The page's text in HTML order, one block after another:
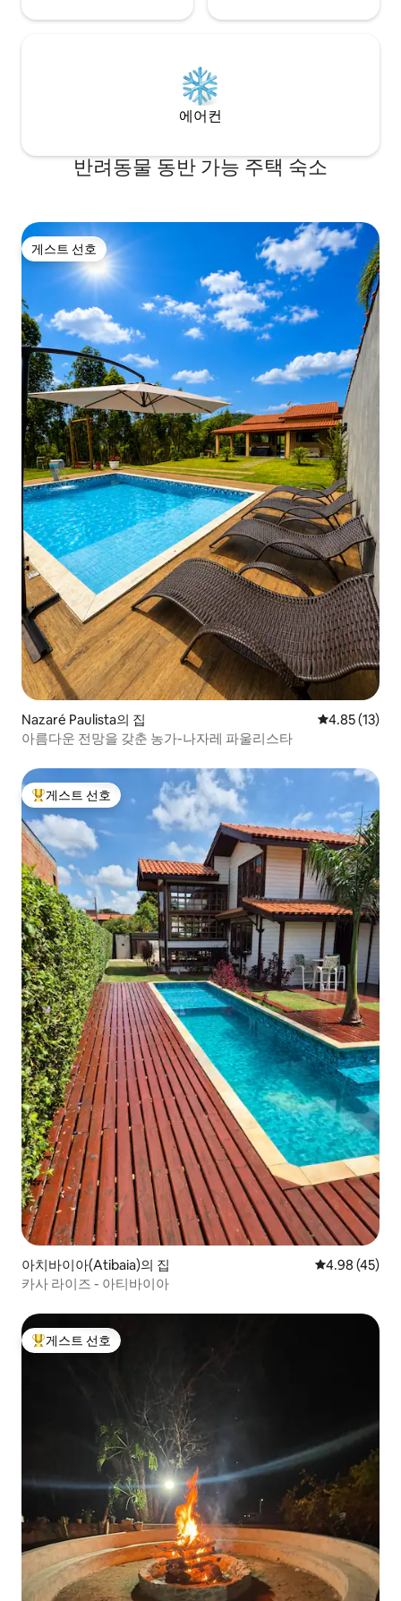
에어컨
반려동물 동반 가능 주택 숙소
게스트 선호
게스트 선호
Nazaré Paulista의 집 평점 4.85점
4.85 (13)
아름다운 전망을 갖춘 농가-나자레 파울리스타
상위 게스트 선호
게스트 선호
아치바이아(Atibaia)의 집 평점 4.98점(5
4.98 (45)
카사 라이즈 - 아티바이아
상위 게스트 선호
게스트 선호